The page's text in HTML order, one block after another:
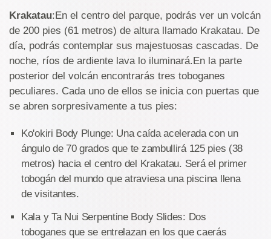
Krakatau:En el centro del parque, podrás ver un volcán
de 200 pies (61 metros) de altura llamado Krakatau. De
día, podrás contemplar sus majestuosas cascadas. De
noche, ríos de ardiente lava lo iluminará.En la parte
posterior del volcán encontrarás tres toboganes
peculiares. Cada uno de ellos se inicia con puertas que
se abren sorpresivamente a tus pies:
Ko'okiri Body Plunge: Una caída acelerada con un
ángulo de 70 grados que te zambullirá 125 pies (38
metros) hacia el centro del Krakatau. Será el primer
tobogán del mundo que atraviesa una piscina llena
de visitantes.
Kala y Ta Nui Serpentine Body Slides: Dos
toboganes que se entrelazan en los que caerás